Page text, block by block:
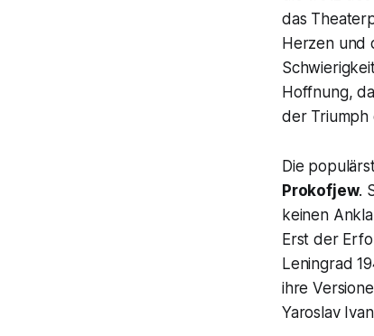
das
Herzen und
Hoffnung,
der Triumph
Die
Prokofjew.
keinen
Erst der
Leningrad
ihre
Yaroslav